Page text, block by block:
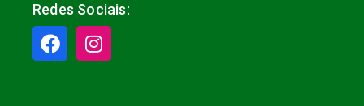
Redes Sociais: